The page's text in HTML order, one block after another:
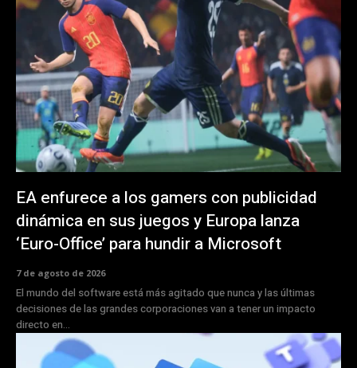
EA enfurece a los gamers con publicidad
dinámica en sus juegos y Europa lanza
‘Euro-Office’ para hundir a Microsoft
7 de agosto de 2026
El mundo del software está más agitado que nunca y las últimas
decisiones de las grandes corporaciones van a tener un impacto
directo en...